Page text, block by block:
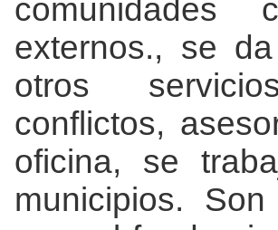
comunidades
externos., se
otros
conflictos,
oficina, se
municipios.